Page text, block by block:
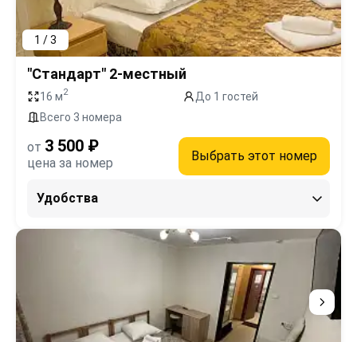
1 / 3
"Стандарт" 2-местный
16 м2
До 1 гостей
Всего 3 номера
от 3 500 ₽
цена за номер Выбрать этот номер
Удобства